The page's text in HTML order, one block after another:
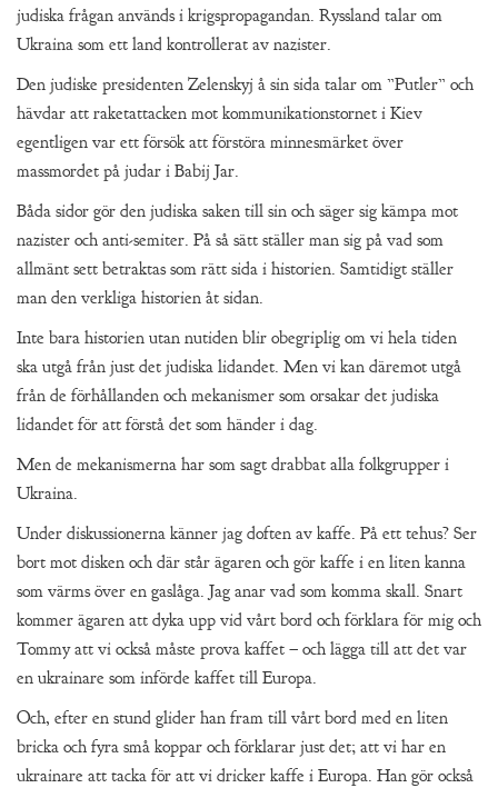
judiska frågan används i krigspropagandan. Ryssland talar om
Ukraina som ett land kontrollerat av nazister.
Den judiske presidenten Zelenskyj å sin sida talar om ”Putler” och
hävdar att raketattacken mot kommunikationstornet i Kiev
egentligen var ett försök att förstöra minnesmärket över
massmordet på judar i Babij Jar.
Båda sidor gör den judiska saken till sin och säger sig kämpa mot
nazister och anti-semiter. På så sätt ställer man sig på vad som
allmänt sett betraktas som rätt sida i historien. Samtidigt ställer
man den verkliga historien åt sidan.
Inte bara historien utan nutiden blir obegriplig om vi hela tiden
ska utgå från just det judiska lidandet. Men vi kan däremot utgå
från de förhållanden och mekanismer som orsakar det judiska
lidandet för att förstå det som händer i dag.
Men de mekanismerna har som sagt drabbat alla folkgrupper i
Ukraina.
Under diskussionerna känner jag doften av kaffe. På ett tehus? Ser
bort mot disken och där står ägaren och gör kaffe i en liten kanna
som värms över en gaslåga. Jag anar vad som komma skall. Snart
kommer ägaren att dyka upp vid vårt bord och förklara för mig och
Tommy att vi också måste prova kaffet – och lägga till att det var
en ukrainare som införde kaffet till Europa.
Och, efter en stund glider han fram till vårt bord med en liten
bricka och fyra små koppar och förklarar just det; att vi har en
ukrainare att tacka för att vi dricker kaffe i Europa. Han gör också